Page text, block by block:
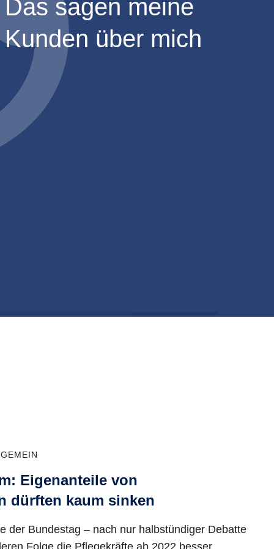
Das sagen meine
Kunden über mich
Eigenanteile von
dürften kaum sinken
der Bundestag – nach nur halbstündiger Debatte
Folge die Pflegekräfte ab 2022 besser